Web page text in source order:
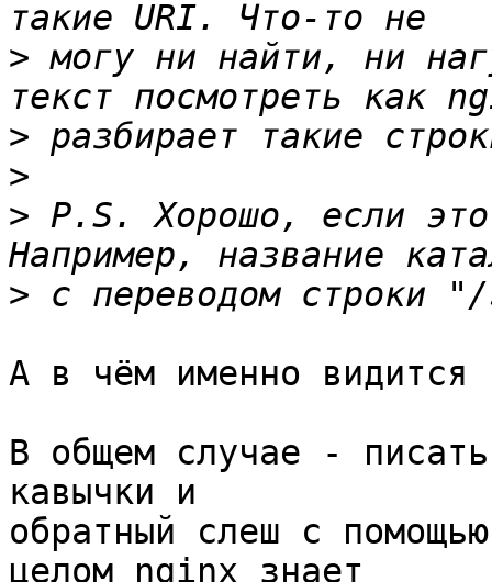
> могу ни найти, ни
>
>
> P.S. Хорошо, если
>
А в чём именно видится
В общем случае -
кавычки и
обратный слеш с
целом nginx знает